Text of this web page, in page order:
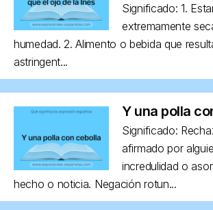
Significado: 1.
extremamente
humedad. 2. Alimento o bebida que
astringent...
Y una polla
Significado:
afirmado por
incredulidad o
hecho o noticia. Negación rotun...